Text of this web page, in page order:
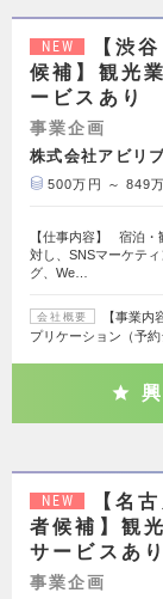
NEW
【渋
候補】観光
ービスあり
事業企画
株式会社アビリ
500万円 ～ 849
【仕事内容】 宿泊・
対し、SNSマーケテ
グ、We…
会社概要
【事業
プリケーション（予
NEW
【名
者候補】観
サービスあり
事業企画